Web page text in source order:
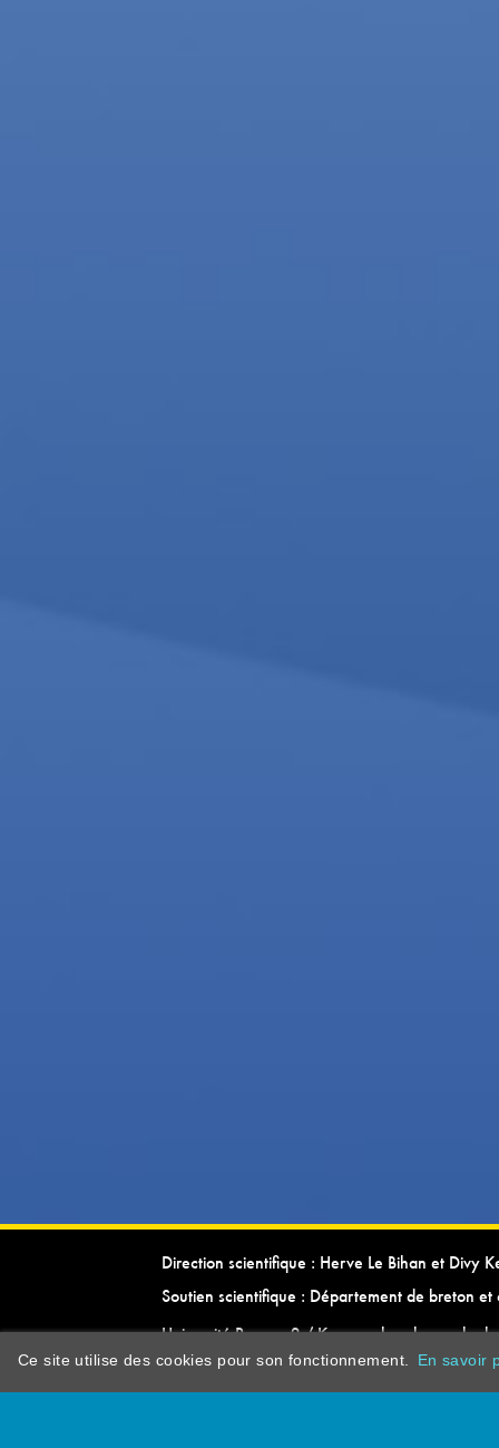
Direction scientifique : Herve Le Bihan et Divy
Soutien scientifique : Département de breton et
Université Rennes 2 / Kevrenn brezhoneg ha
Ce site utilise des cookies pour son fonctionnement. En savoir